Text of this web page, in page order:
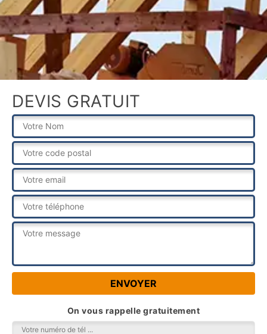
DEVIS GRATUIT
On vous rappelle gratuitement